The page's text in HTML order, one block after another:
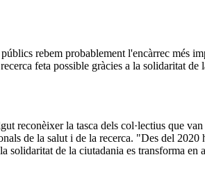
rebem probablement l'encàrrec més
feta possible gràcies a la solidaritat
reconèixer la tasca dels col·lectius que
de la salut i de la recerca. "Des del
solidaritat de la ciutadania es transforma